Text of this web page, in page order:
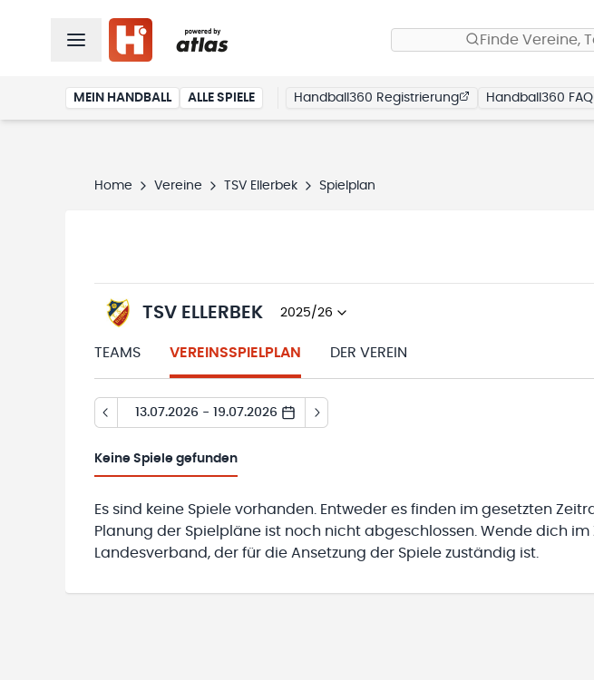
Finde Vereine,
MEIN HANDBALL ALLE SPIELE Handball360 Registrierung Handball360 FAQ
Home Vereine TSV Ellerbek Spielplan
TSV ELLERBEK 2025/26
TEAMS VEREINSSPIELPLAN DER VEREIN
13.07.2026 - 19.07.2026
Keine Spiele gefunden
Es sind keine Spiele vorhanden. Entweder es finden im gesetzten
Planung der Spielpläne ist noch nicht abgeschlossen. Wende dich im
Landesverband, der für die Ansetzung der Spiele zuständig ist.